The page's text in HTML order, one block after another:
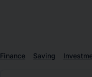
Finance Saving